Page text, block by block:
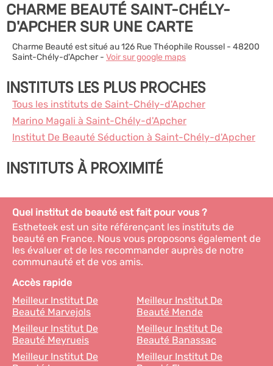
CHARME BEAUTÉ SAINT-CHÉLY-
D'APCHER SUR UNE CARTE
Charme Beauté est situé au 126 Rue Théophile Roussel - 48200
Saint-Chély-d'Apcher - Voir sur google maps
INSTITUTS LES PLUS PROCHES
Tous les instituts de Saint-Chély-d'Apcher
Marino Magali à Saint-Chély-d'Apcher
Institut De Beauté Séduction à Saint-Chély-d'Apcher
INSTITUTS À PROXIMITÉ
Quel institut de beauté est fait pour vous ?
Estheteek est un site référençant les instituts de
beauté en France. Nous vous proposons également de
les évaluer et de les recommander auprès de notre
communauté et de vos amis.
Accès rapide
Meilleur Institut De
Beauté Marvejols
Meilleur Institut De
Beauté Mende
Meilleur Institut De
Beauté Meyrueis
Meilleur Institut De
Beauté Banassac
Meilleur Institut De
Meilleur Institut De